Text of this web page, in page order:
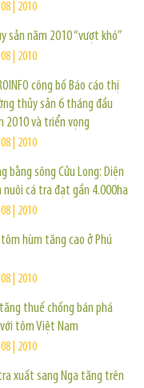
| 2010
sản năm 2010 “vượt khó”
| 2010
công bố Báo cáo thị
thủy sản 6 tháng đầu
2010 và triển vọng
| 2010
bằng sông Cửu Long: Diện
nuôi cá tra đạt gần 4.000ha
| 2010
hùm tăng cao ở Phú
| 2010
thuế chống bán phá
tôm Việt Nam
| 2010
xuất sang Nga tăng trên